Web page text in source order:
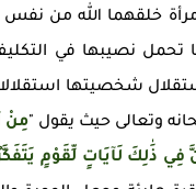
خلقهما الله من
نصيبها في
شخصيتها
وتعالى حيث يقول "مِنْ
ذَٰلِكَ لَآيَاتٍ لِّقَوْمٍ